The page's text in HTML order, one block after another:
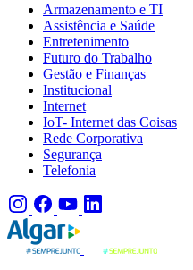
Armazenamento e TI
Assistência e Saúde
Entretenimento
Futuro do Trabalho
Gestão e Finanças
Institucional
Internet
IoT- Internet das Coisas
Rede Corporativa
Segurança
Telefonia